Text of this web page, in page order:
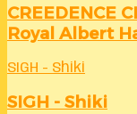
CREEDENCE
Royal Albert
SIGH - Shiki
SIGH - Shiki